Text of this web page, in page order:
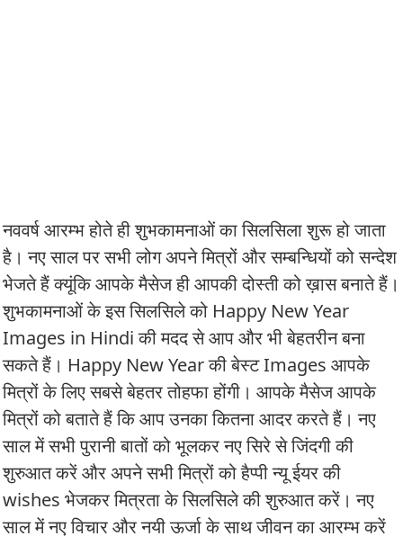
नववर्ष आरम्भ होते ही शुभकामनाओं का सिलसिला शुरू हो जाता
है। नए साल पर सभी लोग अपने मित्रों और सम्बन्धियों को सन्देश
भेजते हैं क्यूंकि आपके मैसेज ही आपकी दोस्ती को ख़ास बनाते हैं।
शुभकामनाओं के इस सिलसिले को Happy New Year
Images in Hindi की मदद से आप और भी बेहतरीन बना
सकते हैं। Happy New Year की बेस्ट Images आपके
मित्रों के लिए सबसे बेहतर तोहफा होंगी। आपके मैसेज आपके
मित्रों को बताते हैं कि आप उनका कितना आदर करते हैं। नए
साल में सभी पुरानी बातों को भूलकर नए सिरे से जिंदगी की
शुरुआत करें और अपने सभी मित्रों को हैप्पी न्यू ईयर की
wishes भेजकर मित्रता के सिलसिले की शुरुआत करें। नए
साल में नए विचार और नयी ऊर्जा के साथ जीवन का आरम्भ करें